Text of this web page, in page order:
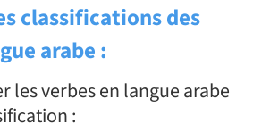
classifications des
arabe :
les verbes en langue arabe
: